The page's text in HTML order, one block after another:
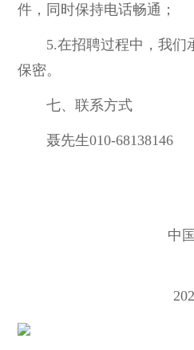
件，同时保持电话畅通；
5.在招聘过程中，我们
保密。
七、联系方式
聂先生010-68138146
中国建材集
2025年2